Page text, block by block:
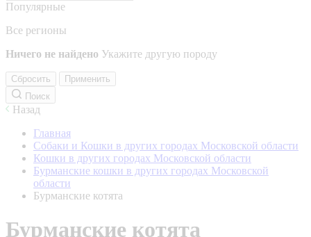
Популярные
Все регионы
Ничего не найдено Укажите другую породу
Сбросить
Применить
Поиск
Назад
Главная
Собаки и Кошки в других городах Московской области
Кошки в других городах Московской области
Бурманские кошки в других городах Московской
области
Бурманские котята
Бурманские котята